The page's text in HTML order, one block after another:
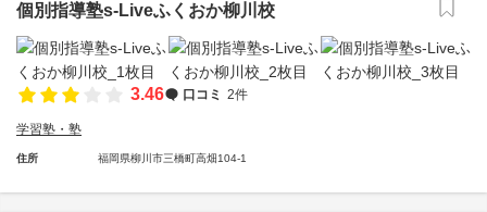
個別指導塾s-Liveふくおか柳川校
3.46 口コミ 2件
学習塾・塾
住所 福岡県柳川市三橋町高畑104-1